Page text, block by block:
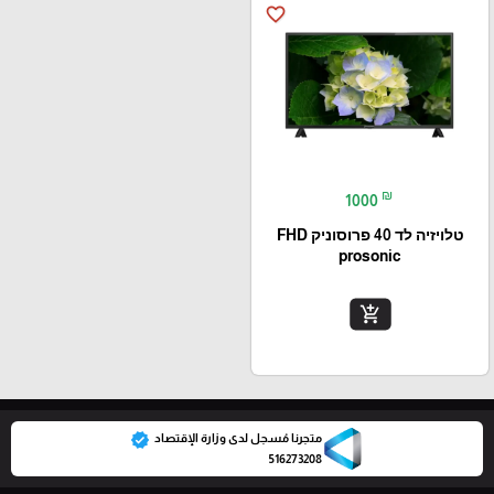
favorite_border
1000 ₪
טלויזיה לד 40 פרוסוניק FHD
prosonic
add_shopping_cart
متجرنا مُسجل لدى وزارة الإقتصاد verified
516273208